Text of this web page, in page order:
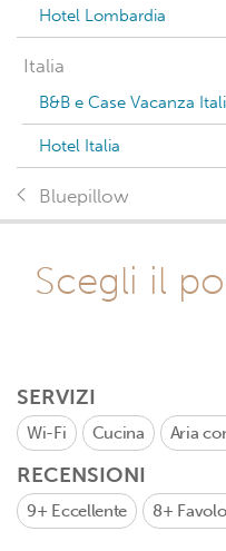
Hotel Lombardia
Italia
B&B e Case Vacanza
Hotel Italia
Bluepillow
Scegli il
SERVIZI
Wi-Fi Cucina Aria
RECENSIONI
9+ Eccellente 8+